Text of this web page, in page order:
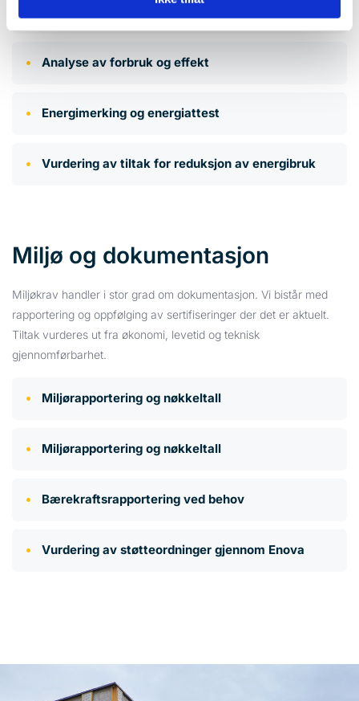
Analyse av forbruk og effekt
Energimerking og energiattest
Vurdering av tiltak for reduksjon av energibruk
Miljø og dokumentasjon
Miljøkrav handler i stor grad om dokumentasjon. Vi bistår med
rapportering og oppfølging av sertifiseringer der det er aktuelt.
Tiltak vurderes ut fra økonomi, levetid og teknisk
gjennomførbarhet.
Miljørapportering og nøkkeltall
Miljørapportering og nøkkeltall
Bærekraftsrapportering ved behov
Vurdering av støtteordninger gjennom Enova